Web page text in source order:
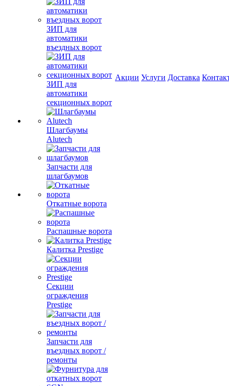
ЗИП для
автоматики
въездных ворот
ЗИП для
автоматики
секционных ворот
Шлагбаумы
Alutech
Запчасти для
шлагбаумов
Откатные ворота
Распашные ворота
Калитка Prestige
Секции
ограждения
Prestige
Запчасти для
въездных ворот /
ремонты
Акции Услуги Доставка